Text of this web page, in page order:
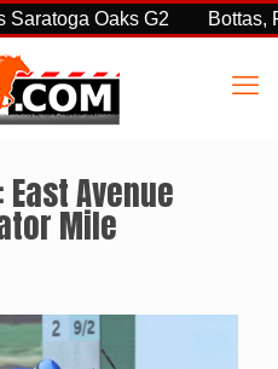
Oaks G2 Bottas,
Avenue
Mile